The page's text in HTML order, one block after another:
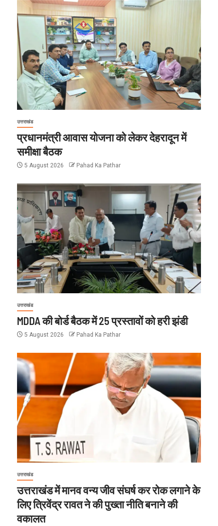
उत्तराखंड
प्रधानमंत्री आवास योजना को लेकर देहरादून में
समीक्षा बैठक
5 August 2026 Pahad Ka Pathar
उत्तराखंड
MDDA की बोर्ड बैठक में 25 प्रस्तावों को हरी झंडी
5 August 2026 Pahad Ka Pathar
उत्तराखंड
उत्तराखंड में मानव वन्य जीव संघर्ष कर रोक लगाने के
लिए त्रिवेंद्र रावत ने की पुख्ता नीति बनाने की
वकालत